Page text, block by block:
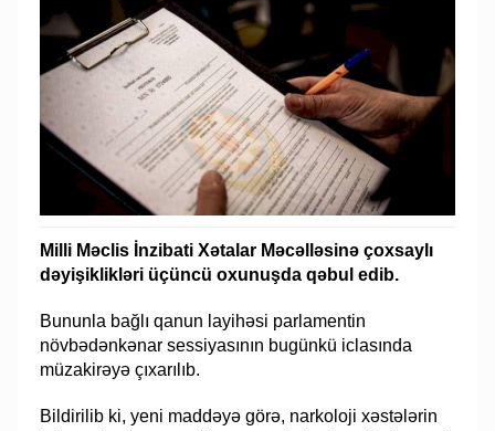
Milli Məclis İnzibati Xətalar Məcəlləsinə çoxsaylı
dəyişiklikləri üçüncü oxunuşda qəbul edib.
Bununla bağlı qanun layihəsi parlamentin
növbədənkənar sessiyasının bugünkü iclasında
müzakirəyə çıxarılıb.
Bildirilib ki, yeni maddəyə görə, narkoloji xəstələrin